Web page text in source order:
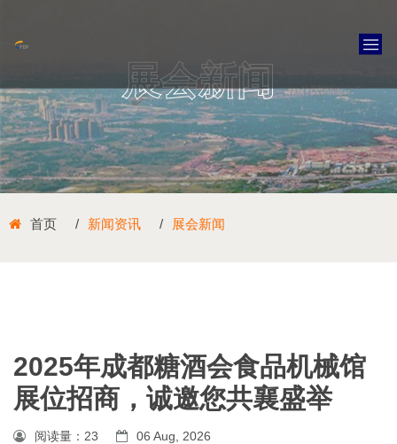
展会新闻
首页 新闻资讯 展会新闻
2025年成都糖酒会食品机械馆
展位招商，诚邀您共襄盛举‌
阅读量： 23 06 Aug, 2026